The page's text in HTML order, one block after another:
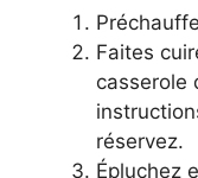
Faites
casserole
réservez.
Épluchez